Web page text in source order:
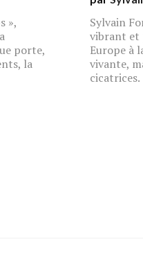
»,
porte,
la
Sylvain
vibrant et
Europe à
vivante,
cicatrices.